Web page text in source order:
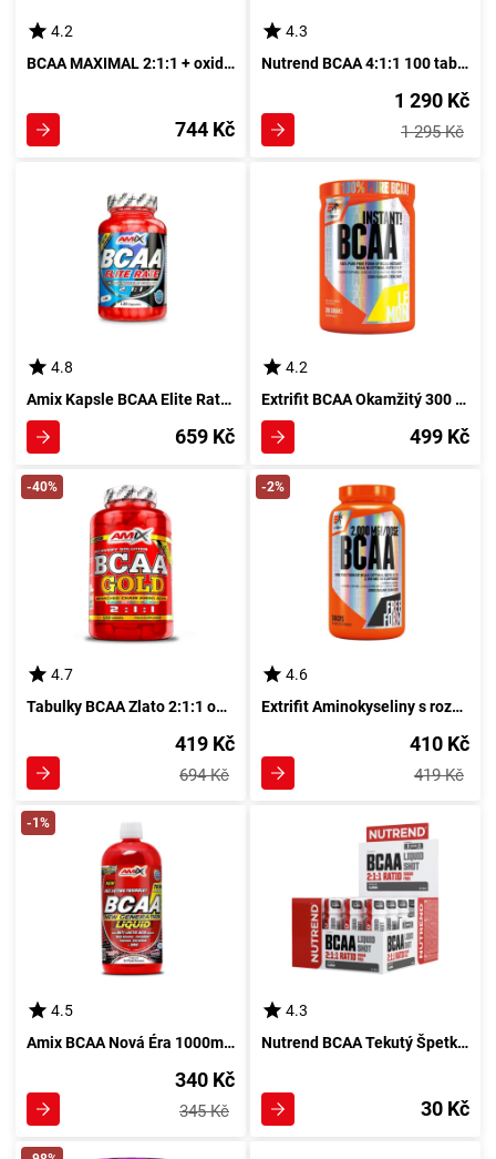
4.2
BCAA MAXIMAL 2:1:1 + oxid dusičitý 240 kapsul
744 Kč
4.3
Nutrend BCAA 4:1:1 100 tablet - Aminokyseliny s poměrem 4:1:1 ve formě 100 tablet
1 290 Kč
1 295 Kč
4.8
Amix Kapsle BCAA Elite Rate 120 - Kapsle Pro Zlepšení Rychlosti Aminokyselin
659 Kč
4.2
Extrifit BCAA Okamžitý 300 g citronový prášek
499 Kč
-40%
4.7
Tabulky BCAA Zlato 2:1:1 od Amixu - 300 kusů
419 Kč
694 Kč
-2%
4.6
Extrifit Aminokyseliny s rozvětveným řetězcem 240 kapslí
410 Kč
419 Kč
-1%
4.5
Amix BCAA Nová Éra 1000ml ovocného mixu
340 Kč
345 Kč
4.3
Nutrend BCAA Tekutý Špetka 60ml bez aroma
30 Kč